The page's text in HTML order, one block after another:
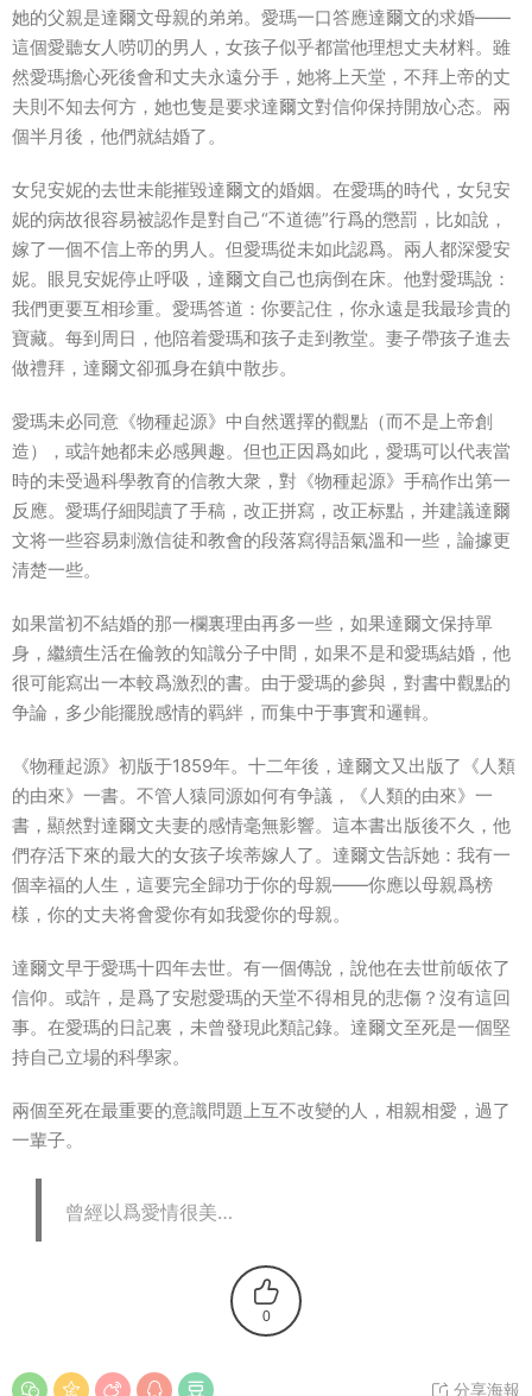
她的父親是達爾文母親的弟弟。愛瑪一口答應達爾文的求婚――
這個愛聽女人唠叨的男人，女孩子似乎都當他理想丈夫材料。雖
然愛瑪擔心死後會和丈夫永遠分手，她将上天堂，不拜上帝的丈
夫則不知去何方，她也隻是要求達爾文對信仰保持開放心态。兩
個半月後，他們就結婚了。
女兒安妮的去世未能摧毀達爾文的婚姻。在愛瑪的時代，女兒安
妮的病故很容易被認作是對自己“不道德”行爲的懲罰，比如說，
嫁了一個不信上帝的男人。但愛瑪從未如此認爲。兩人都深愛安
妮。眼見安妮停止呼吸，達爾文自己也病倒在床。他對愛瑪說：
我們更要互相珍重。愛瑪答道：你要記住，你永遠是我最珍貴的
寶藏。每到周日，他陪着愛瑪和孩子走到教堂。妻子帶孩子進去
做禮拜，達爾文卻孤身在鎮中散步。
愛瑪未必同意《物種起源》中自然選擇的觀點（而不是上帝創
造），或許她都未必感興趣。但也正因爲如此，愛瑪可以代表當
時的未受過科學教育的信教大衆，對《物種起源》手稿作出第一
反應。愛瑪仔細閱讀了手稿，改正拼寫，改正标點，并建議達爾
文将一些容易刺激信徒和教會的段落寫得語氣溫和一些，論據更
清楚一些。
如果當初不結婚的那一欄裏理由再多一些，如果達爾文保持單
身，繼續生活在倫敦的知識分子中間，如果不是和愛瑪結婚，他
很可能寫出一本較爲激烈的書。由于愛瑪的參與，對書中觀點的
争論，多少能擺脫感情的羁絆，而集中于事實和邏輯。
《物種起源》初版于1859年。十二年後，達爾文又出版了《人類
的由來》一書。不管人猿同源如何有争議，《人類的由來》一
書，顯然對達爾文夫妻的感情毫無影響。這本書出版後不久，他
們存活下來的最大的女孩子埃蒂嫁人了。達爾文告訴她：我有一
個幸福的人生，這要完全歸功于你的母親――你應以母親爲榜
樣，你的丈夫将會愛你有如我愛你的母親。
達爾文早于愛瑪十四年去世。有一個傳說，說他在去世前皈依了
信仰。或許，是爲了安慰愛瑪的天堂不得相見的悲傷？沒有這回
事。在愛瑪的日記裏，未曾發現此類記錄。達爾文至死是一個堅
持自己立場的科學家。
兩個至死在最重要的意識問題上互不改變的人，相親相愛，過了
一輩子。
曾經以爲愛情很美…
0
分享海報